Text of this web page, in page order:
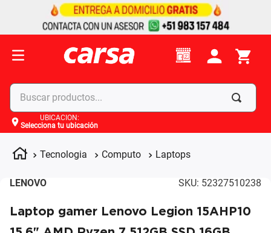
Buscar productos...
UBICACIÓN:
Selecciona tu ubicación
Tecnologia Computo Laptops
LENOVO SKU: 52327510238
Laptop gamer Lenovo Legion 15AHP10
Términos más buscados
celulares
4. apple